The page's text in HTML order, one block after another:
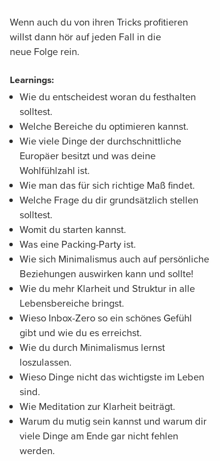
Wenn auch du von ihren Tricks profitieren
willst dann hör auf jeden Fall in die
neue Folge rein.
Learnings:
Wie du entscheidest woran du festhalten
solltest.
Welche Bereiche du optimieren kannst.
Wie viele Dinge der durchschnittliche
Europäer besitzt und was deine
Wohlfühlzahl ist.
Wie man das für sich richtige Maß findet.
Welche Frage du dir grundsätzlich stellen
solltest.
Womit du starten kannst.
Was eine Packing-Party ist.
Wie sich Minimalismus auch auf persönliche
Beziehungen auswirken kann und sollte!
Wie du mehr Klarheit und Struktur in alle
Lebensbereiche bringst.
Wieso Inbox-Zero so ein schönes Gefühl
gibt und wie du es erreichst.
Wie du durch Minimalismus lernst
loszulassen.
Wieso Dinge nicht das wichtigste im Leben
sind.
Wie Meditation zur Klarheit beiträgt.
Warum du mutig sein kannst und warum dir
viele Dinge am Ende gar nicht fehlen
werden.